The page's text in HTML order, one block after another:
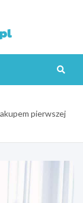
pierwszej